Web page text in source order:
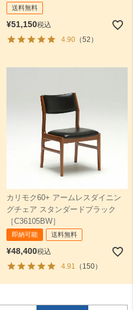
送料無料
¥51,150税込
4.90（52）
カリモク60+ アームレスダイニン
グチェア スタンダードブラック
［C36105BW］
即納可能 送料無料
¥48,400税込
4.91
（150）